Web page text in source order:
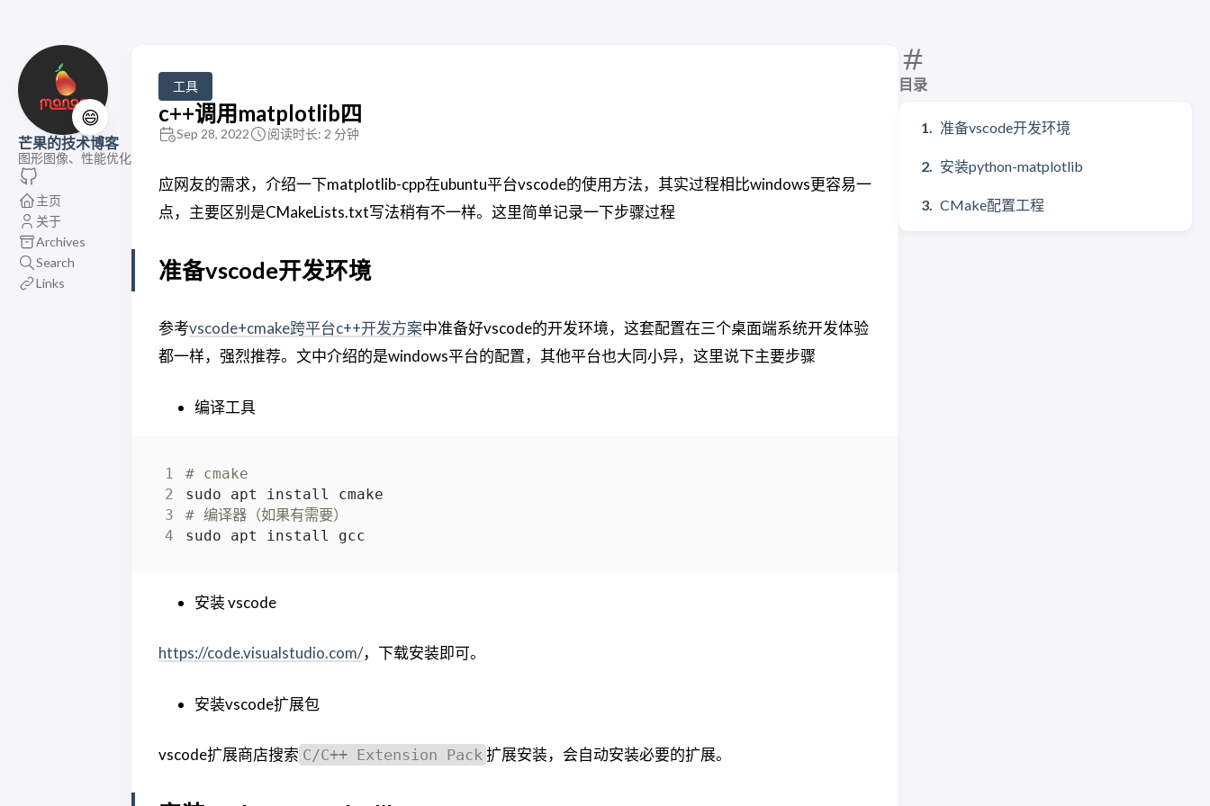
😄
芒果的技术博客
图形图像、性能优化
主页
关于
Archives
Search
Links
目录
准备vscode开发环境
安装python-matplotlib
CMake配置工程
工具
c++调用matplotlib四
Sep 28, 2022 阅读时长: 2 分钟
应网友的需求，介绍一下matplotlib-cpp在ubuntu平台vscode的使用方法，其实过程相比windows更容易一
点，主要区别是CMakeLists.txt写法稍有不一样。这里简单记录一下步骤过程
准备vscode开发环境
参考vscode+cmake跨平台c++开发方案中准备好vscode的开发环境，这套配置在三个桌面端系统开发体验
都一样，强烈推荐。文中介绍的是windows平台的配置，其他平台也大同小异，这里说下主要步骤
编译工具
# cmake
# 编译器（如果有需要）
安装 vscode
https://code.visualstudio.com/，下载安装即可。
安装vscode扩展包
vscode扩展商店搜索 C/C++ Extension Pack 扩展安装，会自动安装必要的扩展。